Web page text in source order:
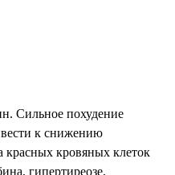
к снижению
красных кровяных клеток
гипертиреозе,